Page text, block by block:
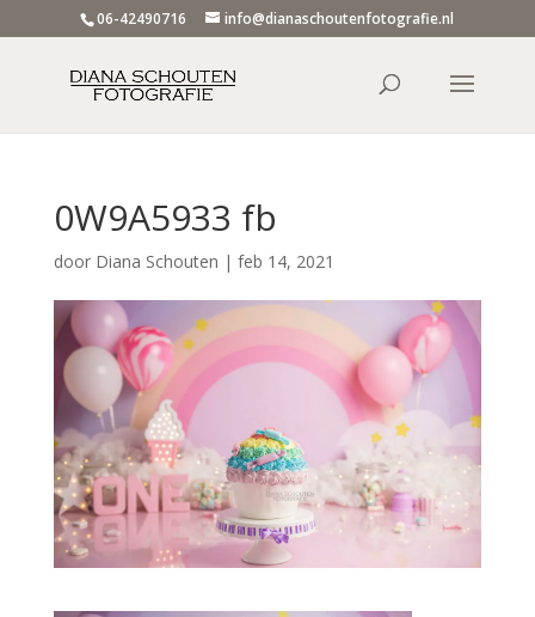
06-42490716 info@dianaschoutenfotografie.nl
0W9A5933 fb
door Diana Schouten | feb 14, 2021